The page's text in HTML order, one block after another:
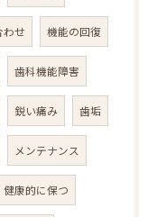
わせ 機能の回復
歯科機能障害
鋭い痛み 歯垢
メンテナンス
健康的に保つ